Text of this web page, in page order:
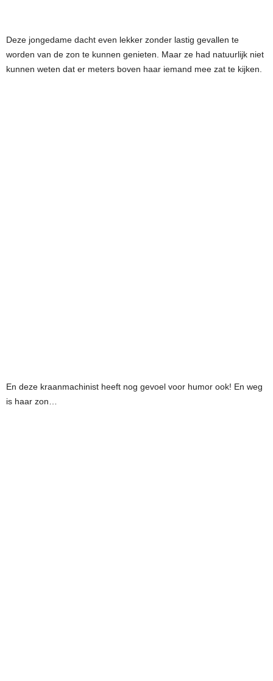
Deze jongedame dacht even lekker zonder lastig gevallen te
worden van de zon te kunnen genieten. Maar ze had natuurlijk niet
kunnen weten dat er meters boven haar iemand mee zat te kijken.
En deze kraanmachinist heeft nog gevoel voor humor ook! En weg
is haar zon…